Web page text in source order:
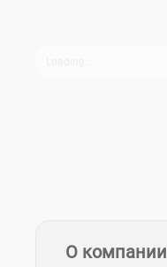
О компании